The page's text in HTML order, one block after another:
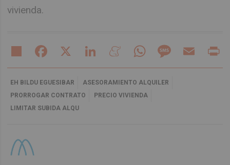
vivienda.
Share Facebook LinkedIn MeneameWhatsAppMessageEmail
EH BILDU EGUESIBAR
ASESORAMIENTO ALQUILER
PRORROGAR CONTRATO
PRECIO VIVIENDA
LIMITAR SUBIDA ALQU